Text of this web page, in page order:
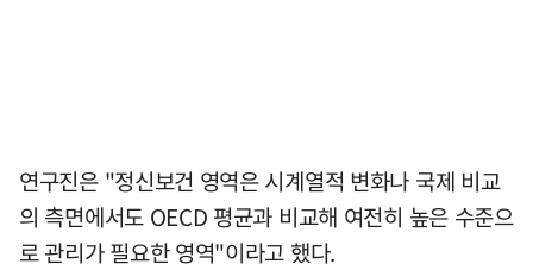
연구진은 "정신보건 영역은 시계열적 변화나 국제 비교
의 측면에서도 OECD 평균과 비교해 여전히 높은 수준으
로 관리가 필요한 영역"이라고 했다.